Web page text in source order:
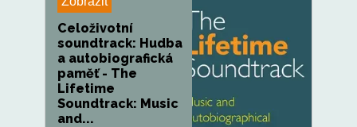
Celoživotní
soundtrack: Hudba
a autobiografická
paměť - The
Lifetime
Soundtrack: Music
and...